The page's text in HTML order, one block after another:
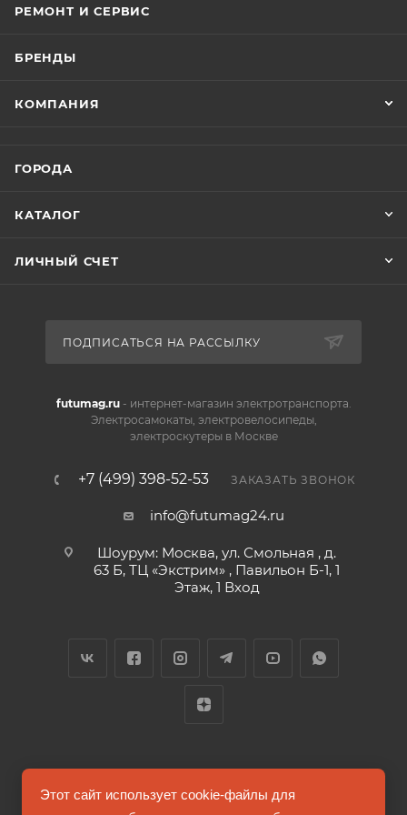
РЕМОНТ И СЕРВИС
БРЕНДЫ
КОМПАНИЯ
ГОРОДА
КАТАЛОГ
ЛИЧНЫЙ СЧЕТ
ПОДПИСАТЬСЯ НА РАССЫЛКУ
futumag.ru- интернет-магазин электротранспорта.
Электросамокаты, электровелосипеды,
электроскутеры в Москве
+7 (499) 398-52-53 ЗАКАЗАТЬ ЗВОНОК
info@futumag24.ru
Шоурум: Москва, ул. Смольная , д.
63 Б, ТЦ «Экстрим» , Павильон Б-1, 1
Этаж, 1 Вход
2026 © FUTUMAG.RU
Этот сайт использует cookie-файлы для